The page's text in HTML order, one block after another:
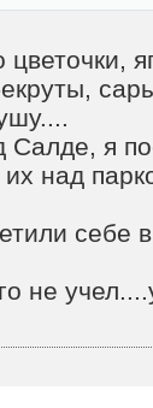
цветочки,
я
над
себе
не